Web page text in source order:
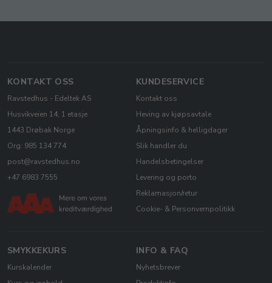
KONTAKT OSS
Ravstedhus - Edeltek AS
Husvikveien 14, 1 etasje
1443 Drøbak Norge
Org: 985 134 774
post@ravstedhus.no
+47 6983 7555
KUNDESERVICE
Kontakt oss
Heving av kjøpsavtale
Åpningsinfo & helligdager
Slik handler du
Handelsbetingelser
Levering og porto
Reklamasjon/retur
Cookie- & Personvernpolitikk
SMYKKEKURS
Kurskalender
INFO & FAQ
Nyhetsbrever